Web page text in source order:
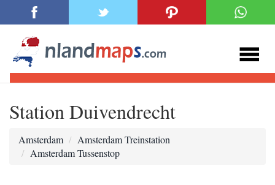
Station Duivendrecht
Amsterdam
Amsterdam Treinstation
Amsterdam Tussenstop